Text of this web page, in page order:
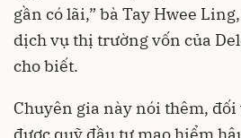
gần có lãi,” bà Tay Hwee
dịch vụ thị trường vốn của
cho biết.
Chuyên gia này nói thêm,